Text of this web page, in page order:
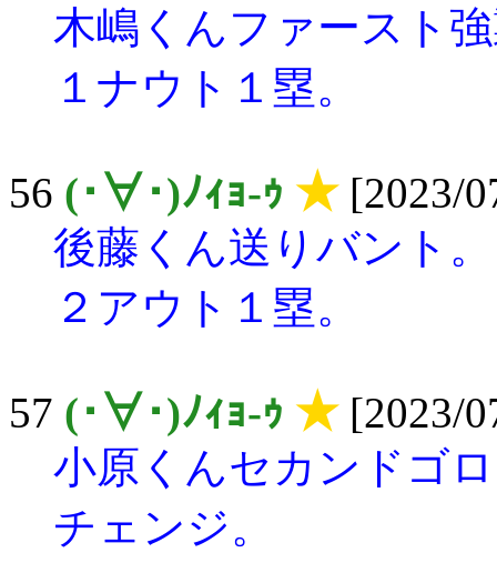
木嶋くんファースト
１ナウト１塁。
56 (･∀･)ﾉｨｮ-ｩ ★[2023/
後藤くん送りバント。
２アウト１塁。
57 (･∀･)ﾉｨｮ-ｩ ★[2023/
小原くんセカンドゴ
チェンジ。